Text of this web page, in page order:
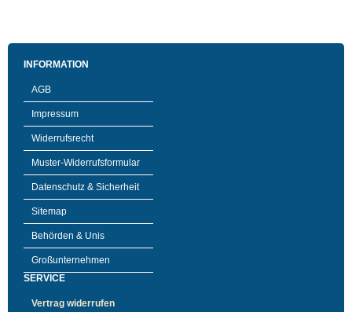
INFORMATION
AGB
Impressum
Widerrufsrecht
Muster-Widerrufsformular
Datenschutz & Sicherheit
Sitemap
Behörden & Unis
Großunternehmen
SERVICE
Vertrag widerrufen